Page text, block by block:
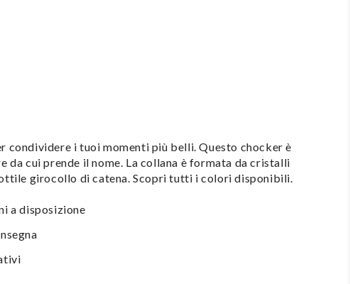
condividere i tuoi momenti più belli. Questo chocker è
da cui prende il nome. La collana è formata da cristalli
girocollo di catena. Scopri tutti i colori disponibili.
a disposizione